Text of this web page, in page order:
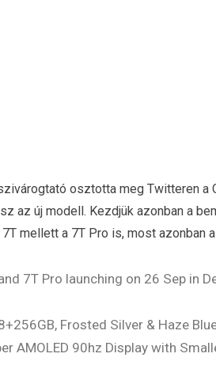
osztotta meg Twitteren a
az új modell. Kezdjük azonban a
mellett a 7T Pro is, most azonban
7T Pro launching on 26 Sep in
Frosted Silver & Haze
AMOLED 90hz Display with